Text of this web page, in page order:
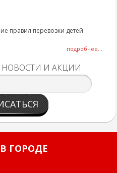
правил перевозки детей
подробнее...
НОВОСТИ И АКЦИИ
ГОРОДЕ